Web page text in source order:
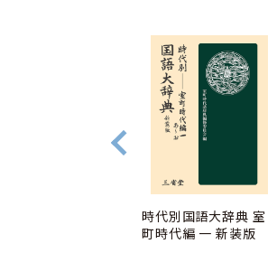
時代別国語大辞典 室
町時代編 一 新装版